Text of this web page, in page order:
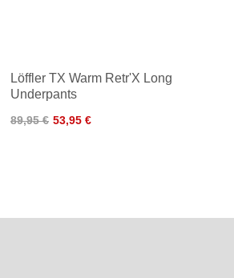
Löffler TX Warm Retr'X Long
Underpants
89,95 € 53,95 €